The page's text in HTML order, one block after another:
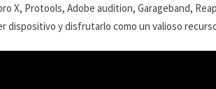
X, Protools, Adobe audition, Garageband,
dispositivo y disfrutarlo como un valioso